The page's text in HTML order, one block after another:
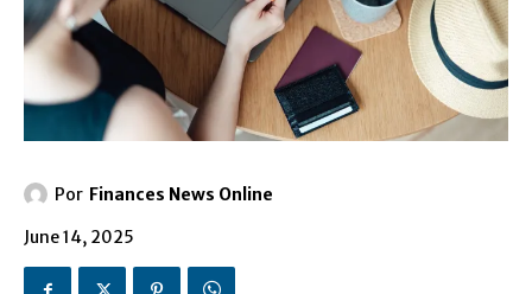
Por Finances News Online
June 14, 2025